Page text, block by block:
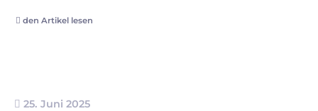
den Artikel lesen
25. Juni 2025